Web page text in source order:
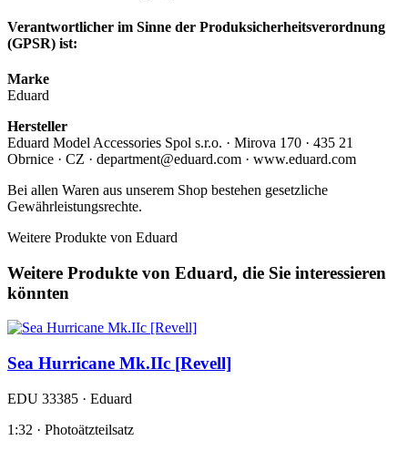
Verantwortlicher im Sinne der Produksicherheitsverordnung
(GPSR) ist:
Marke
Eduard
Hersteller
Eduard Model Accessories Spol s.r.o. · Mirova 170 · 435 21
Obrnice · CZ · department@eduard.com · www.eduard.com
Bei allen Waren aus unserem Shop bestehen gesetzliche
Gewährleistungsrechte.
Weitere Produkte von Eduard
Weitere Produkte von Eduard, die Sie interessieren
könnten
Sea Hurricane Mk.IIc [Revell]
EDU 33385 · Eduard
1:32 · Photoätzteilsatz